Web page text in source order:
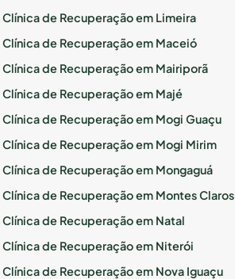
Clínica de Recuperação em Limeira
Clínica de Recuperação em Maceió
Clínica de Recuperação em Mairiporã
Clínica de Recuperação em Majé
Clínica de Recuperação em Mogi Guaçu
Clínica de Recuperação em Mogi Mirim
Clínica de Recuperação em Mongaguá
Clínica de Recuperação em Montes Claros
Clínica de Recuperação em Natal
Clínica de Recuperação em Niterói
Clínica de Recuperação em Nova Iguaçu